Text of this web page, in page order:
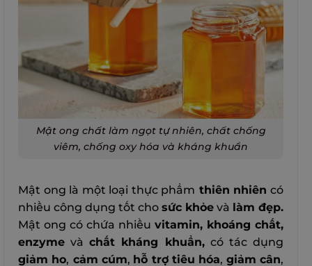
Mật ong chất làm ngọt tự nhiên, chất chống
viêm, chống oxy hóa và kháng khuẩn
Mật ong là một loại thực phẩm thiên nhiên có
nhiều công dụng tốt cho sức khỏe và làm đẹp.
Mật ong có chứa nhiều vitamin, khoáng chất,
enzyme vàchất kháng khuẩn,có tác dụng
giảm ho, cảm cúm, hỗ trợ tiêu hóa, giảm cân,